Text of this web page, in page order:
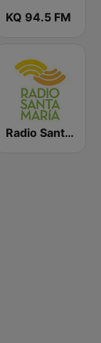
KQ 94.5 FM
Radio Santa Maria